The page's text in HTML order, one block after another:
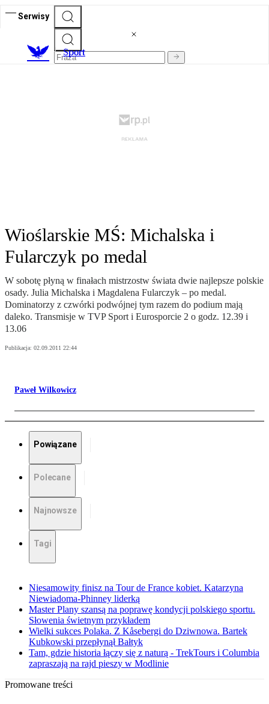
Serwisy
Sport
Wioślarskie MŚ: Michalska i
Fularczyk po medal
W sobotę płyną w finałach mistrzostw świata dwie najlepsze polskie
osady. Julia Michalska i Magdalena Fularczyk – po medal.
Dominatorzy z czwórki podwójnej tym razem do podium mają
daleko. Transmisje w TVP Sport i Eurosporcie 2 o godz. 12.39 i
13.06
Publikacja: 02.09.2011 22:44
Paweł Wilkowicz
Powiązane
Polecane
Najnowsze
Tagi
Niesamowity finisz na Tour de France kobiet. Katarzyna
Niewiadoma-Phinney liderką
Master Plany szansą na poprawę kondycji polskiego sportu.
Słowenia świetnym przykładem
Wielki sukces Polaka. Z Kåsebergi do Dziwnowa. Bartek
Kubkowski przepłynął Bałtyk
Tam, gdzie historia łączy się z naturą - TrekTours i Columbia
zapraszają na rajd pieszy w Modlinie
Promowane treści